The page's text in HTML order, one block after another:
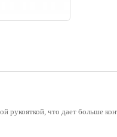
рукояткой, что дает